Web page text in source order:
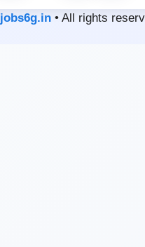
jobs6g.in • All rights